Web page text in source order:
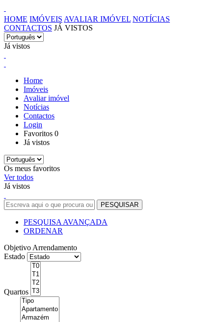
HOME IMÓVEIS AVALIAR IMÓVEL NOTÍCIAS
CONTACTOS JÁ VISTOS
Já vistos
Home
Imóveis
Avaliar imóvel
Notícias
Contactos
Login
Favoritos 0
Já vistos
Os meus favoritos
Ver todos
Já vistos
PESQUISA AVANÇADA
ORDENAR
Objetivo Arrendamento
Estado
Quartos